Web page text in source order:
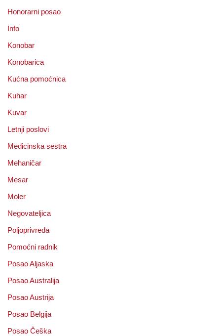
Honorarni posao
Info
Konobar
Konobarica
Kućna pomoćnica
Kuhar
Kuvar
Letnji poslovi
Medicinska sestra
Mehaničar
Mesar
Moler
Negovateljica
Poljoprivreda
Pomoćni radnik
Posao Aljaska
Posao Australija
Posao Austrija
Posao Belgija
Posao Češka